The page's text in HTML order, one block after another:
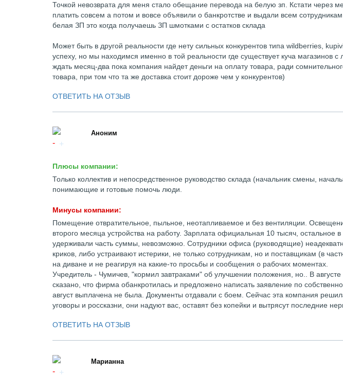
Точкой невозврата для меня стало обещание перевода на белую зп. Кстати через
платить совсем а потом и вовсе объявили о банкротстве и выдали всем
белая ЗП это когда получаешь ЗП шмотками с остатков склада
Может быть в другой реальности где нету сильных конкурентов типа wildberries,
успеху, но мы находимся именно в той реальности где существует куча магазинов
ждать месяц-два пока компания найдет деньги на оплату товара, ради
товара, при том что та же доставка стоит дороже чем у конкурентов)
ОТВЕТИТЬ НА ОТЗЫВ
Аноним
Плюсы компании:
Только коллектив и непосредственное руководство склада (начальник смены,
понимающие и готовые помочь люди.
Минусы компании:
Помещение отвратительное, пыльное, неотапливаемое и без вентиляции.
второго месяца устройства на работу. Зарплата официальная 10 тысяч, остальное
удерживали часть суммы, невозможно. Сотрудники офиса (руководящие)
криков, либо устраивают истерики, не только сотрудникам, но и поставщикам (в
на диване и не реагируя на какие-то просьбы и сообщения о рабочих моментах.
Учредитель - Чумичев, "кормил завтраками" об улучшении положения, но.. В
сказано, что фирма обанкротилась и предложено написать заявление по
август выплачена не была. Документы отдавали с боем. Сейчас эта компания
уговоры и россказни, они надуют вас, оставят без копейки и вытрясут последние
ОТВЕТИТЬ НА ОТЗЫВ
Марианна